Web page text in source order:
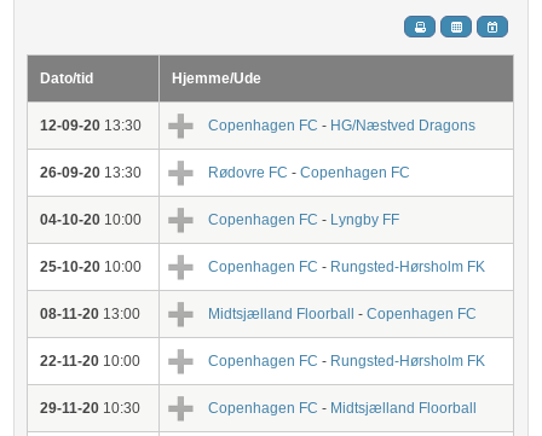
Dato/tid Hjemme/Ude
12-09-20 13:30 Copenhagen FC- HG/Næstved Dragons
26-09-20 13:30 Rødovre FC-Copenhagen FC
04-10-20 10:00 Copenhagen FC- Lyngby FF
25-10-20 10:00 Copenhagen FC- Rungsted-Hørsholm FK
08-11-20 13:00 Midtsjælland Floorball -Copenhagen FC
22-11-20 10:00 Copenhagen FC- Rungsted-Hørsholm FK
29-11-20 10:30 Copenhagen FC- Midtsjælland Floorball